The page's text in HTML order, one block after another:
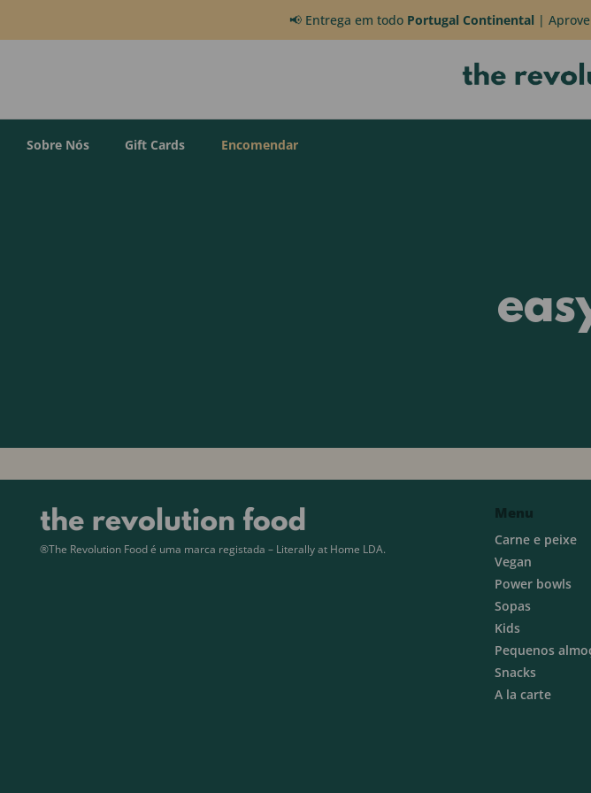
📢 Entrega em todo Portugal Continental |
Sobre Nós Gift Cards Encomendar
®The Revolution Food é uma marca registada – Literally at Home LDA.
Menu
Carne e peixe
Vegan
Power bowls
Sopas
Kids
Pequenos
Snacks
A la carte